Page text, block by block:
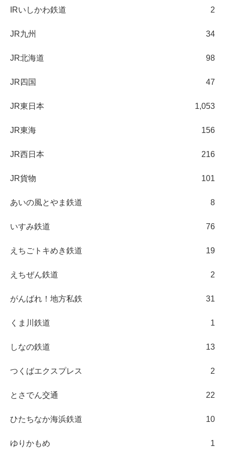
IRいしかわ鉄道 2
JR九州 34
JR北海道 98
JR四国 47
JR東日本 1,053
JR東海 156
JR西日本 216
JR貨物 101
あいの風とやま鉄道 8
いすみ鉄道 76
えちごトキめき鉄道 19
えちぜん鉄道 2
がんばれ！地方私鉄 31
くま川鉄道 1
しなの鉄道 13
つくばエクスプレス 2
とさでん交通 22
ひたちなか海浜鉄道 10
ゆりかもめ 1